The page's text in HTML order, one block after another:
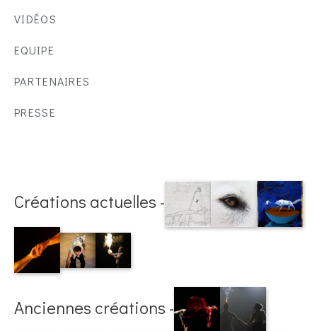
VIDÉOS
EQUIPE
PARTENAIRES
PRESSE
Créations actuelles -
Anciennes créations -